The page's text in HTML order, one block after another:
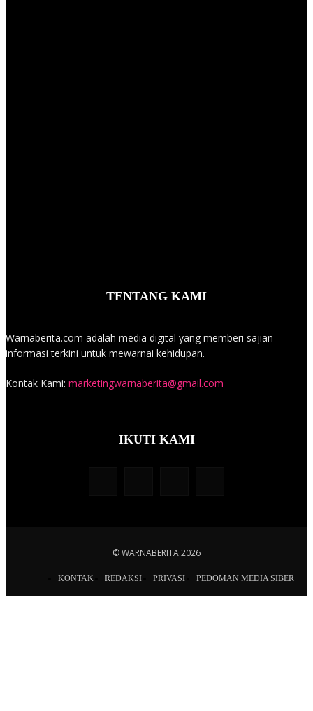
TENTANG KAMI
Warnaberita.com adalah media digital yang memberi sajian
informasi terkini untuk mewarnai kehidupan.
Kontak Kami: marketingwarnaberita@gmail.com
IKUTI KAMI
© WARNABERITA 2026
KONTAK REDAKSI PRIVASI PEDOMAN MEDIA SIBER